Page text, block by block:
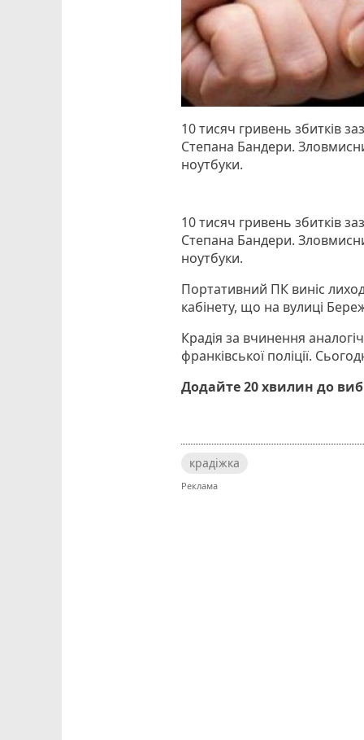
10 тисяч гривень збитків
Степана Бандери.
ноутбуки.
10 тисяч гривень збитків
Степана Бандери.
ноутбуки.
Портативний ПК виніс
кабінету, що на вулиці
Крадія за вчинення
франківської поліції.
Додайте 20 хвилин до
крадіжка